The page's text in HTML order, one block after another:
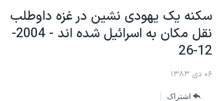
جهش
محتوای
اصلی
به
صفحه
نسخه سبک وب‌سایت
موضوع ها
آمریکا
جهان
برنامه های تلویزیونی
جدول برنامه ها
صفحه‌های ویژه
سکنه يک يهودی نشين در غزه داوطلب
نقل مکان به اسرائيل شده اند - 2004-
12-26
۰۶ دی ۱۳۸۳
اشتراک